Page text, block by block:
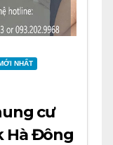
NHẤT
cư
Hà Đông